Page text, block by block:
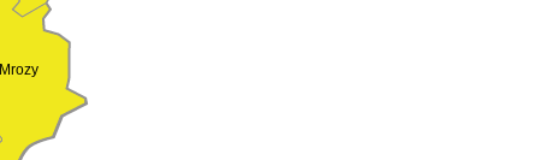
Mrozy